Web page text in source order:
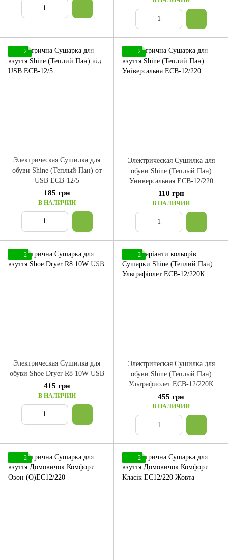
2
Электрическая Сушилка для
обуви Shine (Теплый Пан) от
USB ЕСВ-12/5
185 грн
В НАЛИЧИИ
2
Электрическая Сушилка для
обуви Shine (Теплый Пан)
Универсальная ЕСВ-12/220
110 грн
В НАЛИЧИИ
2
Электрическая Сушилка для
обуви Shoe Dryer R8 10W USB
415 грн
В НАЛИЧИИ
2
Электрическая Сушилка для
обуви Shine (Теплый Пан)
Ультрафиолет ЕСВ-12/220К
455 грн
В НАЛИЧИИ
2 2